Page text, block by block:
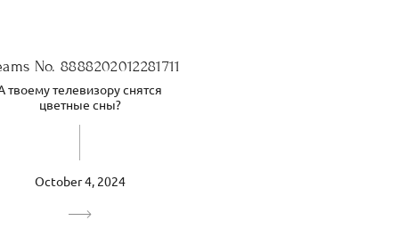
No. 8888202012281711
твоему телевизору снятся
цветные сны?
October 4, 2024